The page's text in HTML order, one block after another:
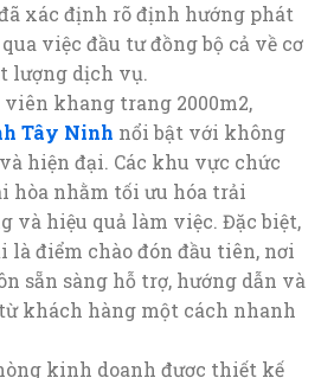
xác định rõ định hướng phát
việc đầu tư đồng bộ cả về cơ
lượng dịch vụ.
khang trang 2000m2,
Tây Ninh nổi bật với không
hiện đại. Các khu vực chức
hòa nhằm tối ưu hóa trải
và hiệu quả làm việc. Đặc biệt,
là điểm chào đón đầu tiên, nơi
sẵn sàng hỗ trợ, hướng dẫn và
khách hàng một cách nhanh
kinh doanh được thiết kế